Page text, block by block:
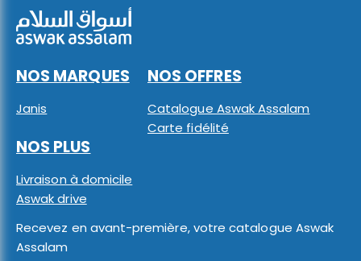
NOS MARQUES
Janis
NOS OFFRES
Catalogue Aswak Assalam
Carte fidélité
NOS PLUS
Livraison à domicile
Aswak drive
Recevez en avant-première, votre catalogue Aswak
Assalam